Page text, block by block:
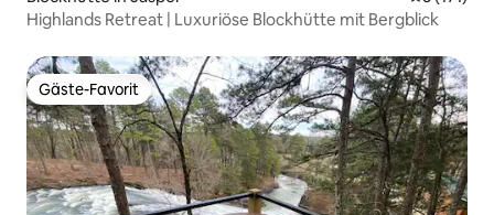
Highlands Retreat | Luxuriöse Blockhütte mit Bergblick
Gäste-Favorit
Gäste-Favorit